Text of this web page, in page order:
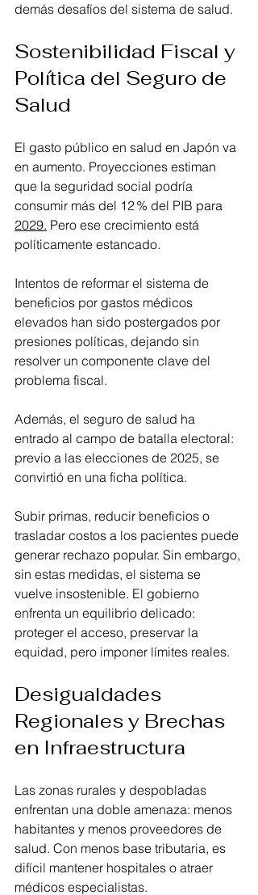
demás desafíos del sistema de salud.
Sostenibilidad Fiscal y
Política del Seguro de
Salud
El gasto público en salud en Japón va
en aumento. Proyecciones estiman
que la seguridad social podría
consumir más del 12 % del PIB para
2029. Pero ese crecimiento está
políticamente estancado.
Intentos de reformar el sistema de
beneficios por gastos médicos
elevados han sido postergados por
presiones políticas, dejando sin
resolver un componente clave del
problema fiscal.
Además, el seguro de salud ha
entrado al campo de batalla electoral:
previo a las elecciones de 2025, se
convirtió en una ficha política.
Subir primas, reducir beneficios o
trasladar costos a los pacientes puede
generar rechazo popular. Sin embargo,
sin estas medidas, el sistema se
vuelve insostenible. El gobierno
enfrenta un equilibrio delicado:
proteger el acceso, preservar la
equidad, pero imponer límites reales.
Desigualdades
Regionales y Brechas
en Infraestructura
Las zonas rurales y despobladas
enfrentan una doble amenaza: menos
habitantes y menos proveedores de
salud. Con menos base tributaria, es
difícil mantener hospitales o atraer
médicos especialistas.